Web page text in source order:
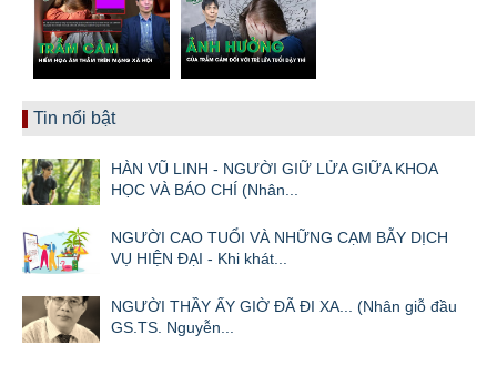
Tin nổi bật
HÀN VŨ LINH - NGƯỜI GIỮ LỬA GIỮA KHOA
HỌC VÀ BÁO CHÍ (Nhân...
NGƯỜI CAO TUỔI VÀ NHỮNG CẠM BẪY DỊCH
VỤ HIỆN ĐẠI - Khi khát...
NGƯỜI THẦY ẤY GIỜ ĐÃ ĐI XA... (Nhân giỗ đầu
GS.TS. Nguyễn...